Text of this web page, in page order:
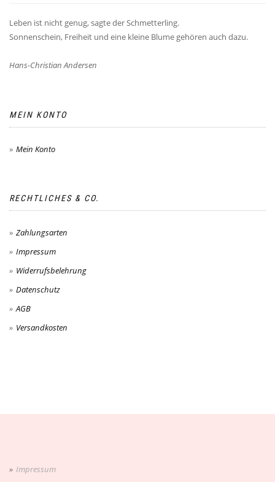
Leben ist nicht genug, sagte der Schmetterling.
Sonnenschein, Freiheit und eine kleine Blume gehören auch dazu.
Hans-Christian Andersen
MEIN KONTO
Mein Konto
RECHTLICHES & CO.
Zahlungsarten
Impressum
Widerrufsbelehrung
Datenschutz
AGB
Versandkosten
Impressum